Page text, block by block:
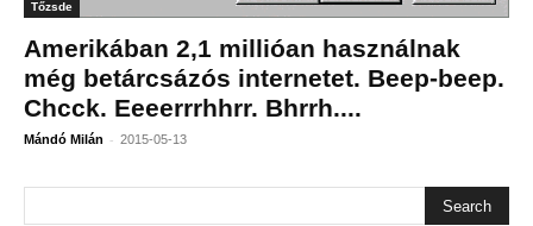
Tőzsde
Amerikában 2,1 millióan használnak
még betárcsázós internetet. Beep-beep.
Chcck. Eeeerrrhhrr. Bhrrh....
Mándó Milán - 2015-05-13